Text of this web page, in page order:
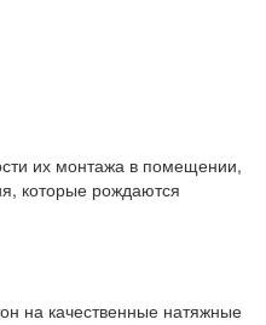
их монтажа в помещении,
которые рождаются
на качественные натяжные